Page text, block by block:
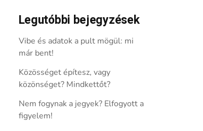
Legutóbbi bejegyzések
Vibe és adatok a pult mögül: mi
már bent!
Közösséget építesz, vagy
közönséget? Mindkettőt?
Nem fogynak a jegyek? Elfogyott a
figyelem!